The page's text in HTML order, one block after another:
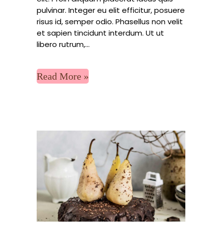
pulvinar. Integer eu elit efficitur, posuere
risus id, semper odio. Phasellus non velit
et sapien tincidunt interdum. Ut ut
libero rutrum,...
Read More